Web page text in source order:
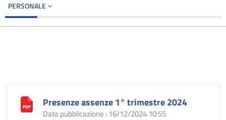
PERSONALE
Presenze assenze 1° trimestre 2024
Data pubblicazione : 16/12/2024 10:55